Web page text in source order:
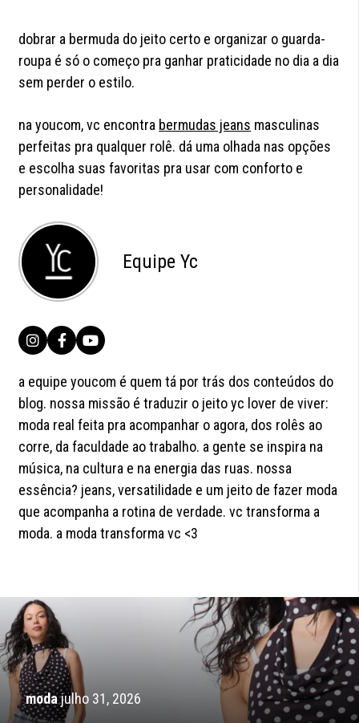
dobrar a bermuda do jeito certo e organizar o guarda-
roupa é só o começo pra ganhar praticidade no dia a dia
sem perder o estilo.
na youcom, vc encontra bermudas jeans masculinas
perfeitas pra qualquer rolê. dá uma olhada nas opções
e escolha suas favoritas pra usar com conforto e
personalidade!
Equipe Yc
a equipe youcom é quem tá por trás dos conteúdos do
blog. nossa missão é traduzir o jeito yc lover de viver:
moda real feita pra acompanhar o agora, dos rolês ao
corre, da faculdade ao trabalho. a gente se inspira na
música, na cultura e na energia das ruas. nossa
essência? jeans, versatilidade e um jeito de fazer moda
que acompanha a rotina de verdade. vc transforma a
moda. a moda transforma vc <3
modajulho 31, 2026